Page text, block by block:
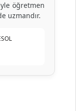
öğretmen
uzmandır.